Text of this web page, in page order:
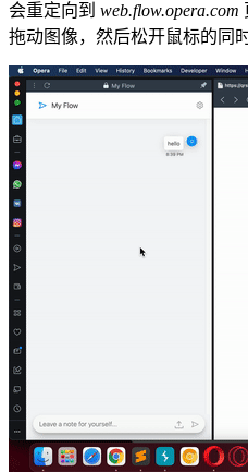
会重定向到 web.flow.opera.com
拖动图像，然后松开鼠标的同